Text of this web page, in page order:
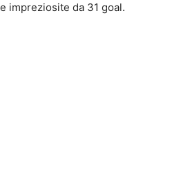
impreziosite da 31 goal.